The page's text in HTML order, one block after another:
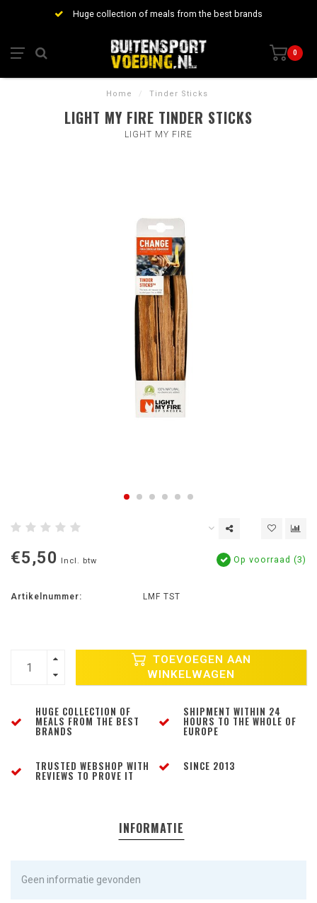
Huge collection of meals from the best brands
0
Home / Tinder Sticks
LIGHT MY FIRE TINDER STICKS
LIGHT MY FIRE
€5,50 Incl. btw Op voorraad (3)
Artikelnummer: LMF TST
TOEVOEGEN AAN
WINKELWAGEN
HUGE COLLECTION OF
MEALS FROM THE BEST
BRANDS
SHIPMENT WITHIN 24
HOURS TO THE WHOLE OF
EUROPE
TRUSTED WEBSHOP WITH
REVIEWS TO PROVE IT
SINCE 2013
INFORMATIE
Geen informatie gevonden